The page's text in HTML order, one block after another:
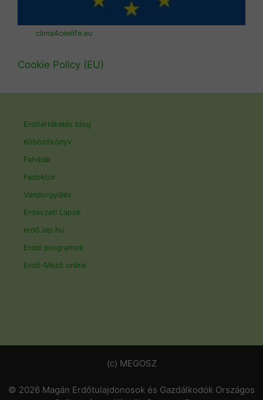
clima4ceelife.eu
Cookie Policy (EU)
Erdőértékelés blog
Köbözőkönyv
Fahibák
Fadoktor
Vándorgyűlés
Erdészeti Lapok
erdő.lap.hu
Erdei programok
Erdő-Mező online
(c) MEGOSZ
© 2026 Magán Erdőtulajdonosok és Gazdálkodók Országos